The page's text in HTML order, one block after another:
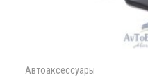
Автоаксессуары